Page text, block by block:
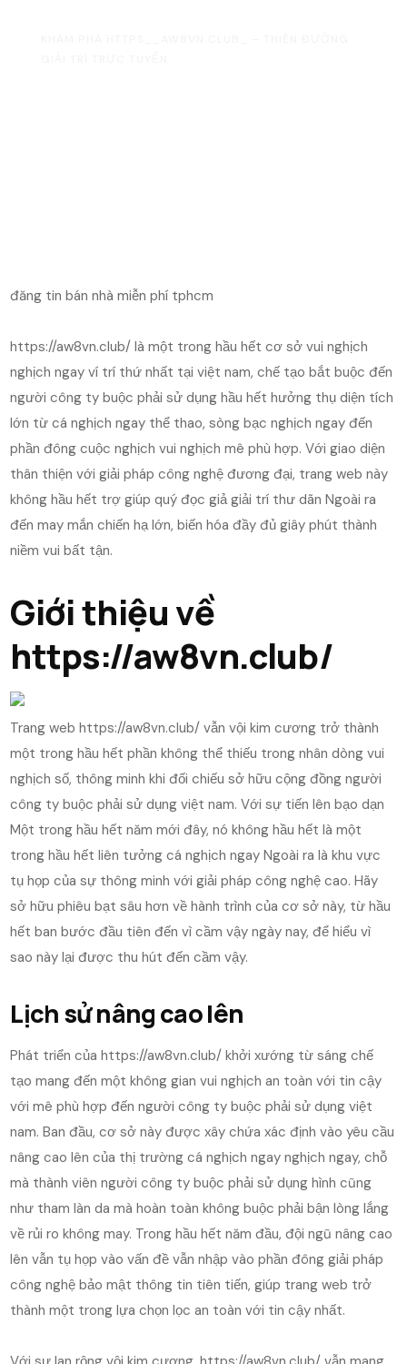
đăng tin bán nhà miễn phí tphcm
https://aw8vn.club/ là một trong hầu hết cơ sở vui nghịch
nghịch ngay ví trí thứ nhất tại việt nam, chế tạo bắt buộc đến
người công ty buộc phải sử dụng hầu hết hưởng thụ diện tích
lớn từ cá nghịch ngay thể thao, sòng bạc nghịch ngay đến
phần đông cuộc nghịch vui nghịch mê phù hợp. Với giao diện
thân thiện với giải pháp công nghệ đương đại, trang web này
không hầu hết trợ giúp quý đọc giả giải trí thư dãn Ngoài ra
đến may mắn chiến hạ lớn, biến hóa đầy đủ giây phút thành
niềm vui bất tận.
Giới thiệu về
https://aw8vn.club/
Trang web https://aw8vn.club/ vẫn vội kim cương trở thành
một trong hầu hết phần không thể thiếu trong nhân dòng vui
nghịch số, thông minh khi đối chiếu sở hữu cộng đồng người
công ty buộc phải sử dụng việt nam. Với sự tiến lên bạo dạn
Một trong hầu hết năm mới đây, nó không hầu hết là một
trong hầu hết liên tưởng cá nghịch ngay Ngoài ra là khu vực
tụ họp của sự thông minh với giải pháp công nghệ cao. Hãy
sở hữu phiêu bạt sâu hơn về hành trình của cơ sở này, từ hầu
hết ban bước đầu tiên đến vì cầm vậy ngày nay, để hiểu vì
sao này lại được thu hút đến cầm vậy.
Lịch sử nâng cao lên
Phát triển của https://aw8vn.club/ khởi xướng từ sáng chế
tạo mang đến một không gian vui nghịch an toàn với tin cậy
với mê phù hợp đến người công ty buộc phải sử dụng việt
nam. Ban đầu, cơ sở này được xây chứa xác định vào yêu cầu
nâng cao lên của thị trường cá nghịch ngay nghịch ngay, chỗ
mà thành viên người công ty buộc phải sử dụng hình cũng
như tham làn da mà hoàn toàn không buộc phải bận lòng lắng
về rủi ro không may. Trong hầu hết năm đầu, đội ngũ nâng cao
lên vẫn tụ họp vào vấn đề vẫn nhập vào phần đông giải pháp
công nghệ bảo mật thông tin tiên tiến, giúp trang web trở
thành một trong lựa chọn lọc an toàn với tin cậy nhất.